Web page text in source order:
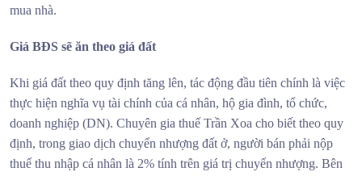
mua nhà.
Giá BĐS sẽ ăn theo giá đất
Khi giá đất theo quy định tăng lên, tác động đầu tiên chính là việc
thực hiện nghĩa vụ tài chính của cá nhân, hộ gia đình, tổ chức,
doanh nghiệp (DN). Chuyên gia thuế Trần Xoa cho biết theo quy
định, trong giao dịch chuyển nhượng đất ở, người bán phải nộp
thuế thu nhập cá nhân là 2% tính trên giá trị chuyển nhượng. Bên